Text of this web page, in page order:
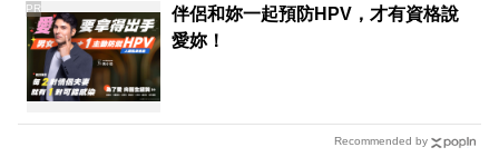
伴侶和妳一起預防HPV，才有資格說
愛妳！
PR
Recommended by